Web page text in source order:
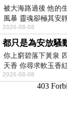
被大海路過後 他的
風暴 靈魂卻極其安
2026-08-08
都只是為安放騷
你上窮碧落下黃泉
天香 你尋求軟玉香
2026-08-08